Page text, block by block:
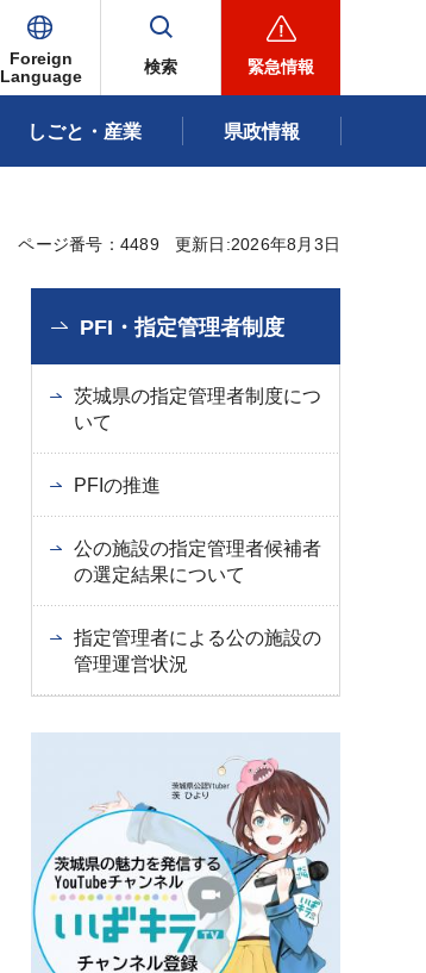
Foreign
Language
検索 緊急情報
しごと・産業 県政情報
ページ番号：4489 更新日:2026年8月3日
PFI・指定管理者制度
茨城県の指定管理者制度につ
いて
PFIの推進
公の施設の指定管理者候補者
の選定結果について
指定管理者による公の施設の
管理運営状況